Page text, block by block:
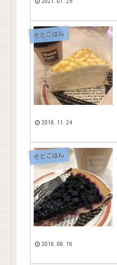
そとごはん
2018.11.24
そとごはん
2018.08.19